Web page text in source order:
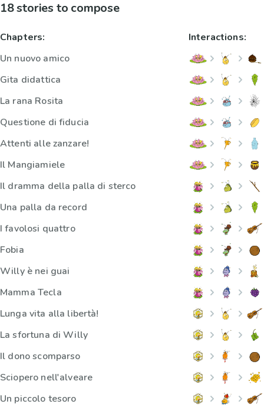
18 stories to compose
Chapters:
Un nuovo amico
Gita didattica
La rana Rosita
Questione di fiducia
Attenti alle zanzare!
Il Mangiamiele
Il dramma della palla di sterco
Una palla da record
I favolosi quattro
Fobia
Willy è nei guai
Mamma Tecla
Lunga vita alla libertà!
La sfortuna di Willy
Il dono scomparso
Sciopero nell'alveare
Un piccolo tesoro
Interactions: